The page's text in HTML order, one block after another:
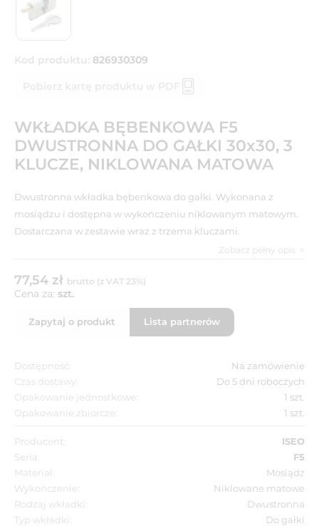
Kod produktu: 826930309
Pobierz kartę produktu w PDF
WKŁADKA BĘBENKOWA F5
DWUSTRONNA DO GAŁKI 30x30, 3
KLUCZE, NIKLOWANA MATOWA
Dwustronna wkładka bębenkowa do gałki. Wykonana z
mosiądzu i dostępna w wykończeniu niklowanym matowym.
Dostarczana w zestawie wraz z trzema kluczami.
Zobacz pełny opis
77,54 zł brutto (z VAT 23%)
Cena za: szt.
Zapytaj o produkt Lista partnerów
Dostępność:
Na zamówienie
Czas dostawy:
Do 5 dni roboczych
Opakowanie jednostkowe:
1 szt.
Opakowanie zbiorcze:
1 szt.
Producent:
ISEO
Seria:
F5
Materiał:
Mosiądz
Wykończenie:
Niklowane matowe
Rodzaj wkładki:
Dwustronna
Typ wkładki:
Do gałki